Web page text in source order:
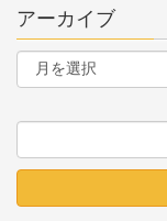
アーカイブ